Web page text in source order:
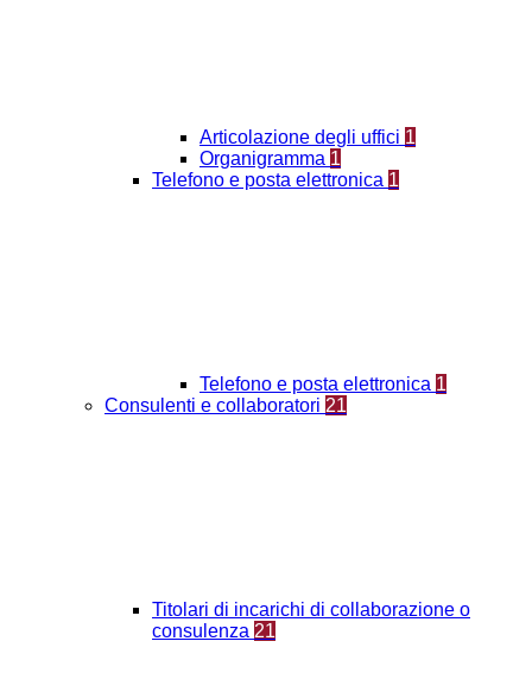
Articolazione degli uffici 1
Organigramma 1
Telefono e posta elettronica 1
Telefono e posta elettronica 1
Consulenti e collaboratori 21
Titolari di incarichi di collaborazione o
consulenza 21